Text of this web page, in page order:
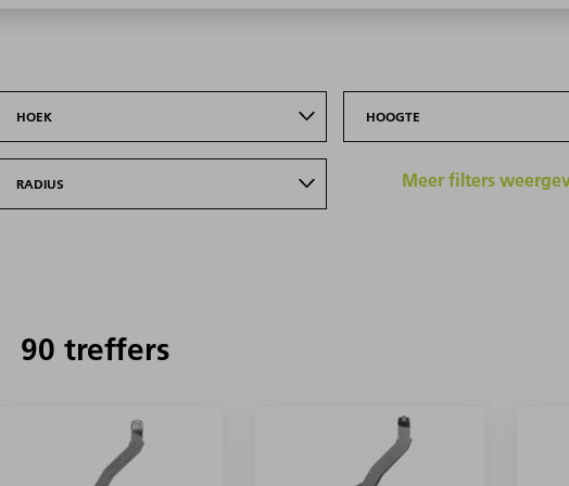
HOEK HOOGTE
RADIUS Meer filters
90 treffers